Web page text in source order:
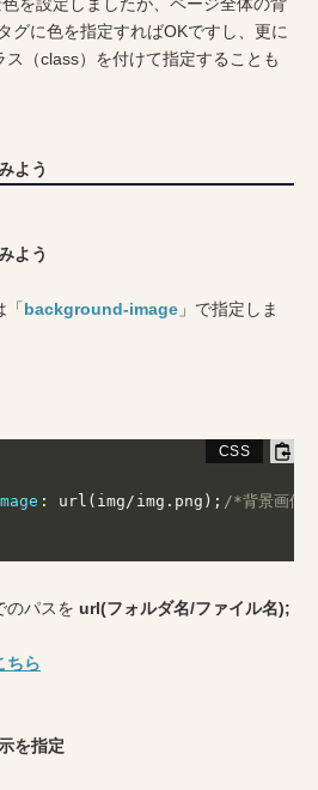
グに色を指定すればOKですし、更に
（class）を付けて指定することも
よう
よう
「background-image 」で指定しま
: url(img/img.png) ; /*背景画像
のパスを url(フォルダ名/ファイル名);
ちら
を指定